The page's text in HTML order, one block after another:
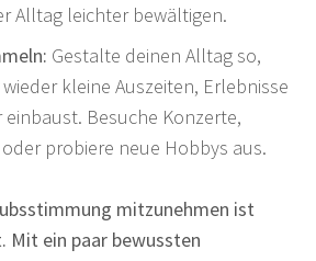
Alltag leichter bewältigen.
Gestalte deinen Alltag so,
kleine Auszeiten, Erlebnisse
Besuche Konzerte,
probiere neue Hobbys aus.
mitzunehmen ist
Mit ein paar bewussten